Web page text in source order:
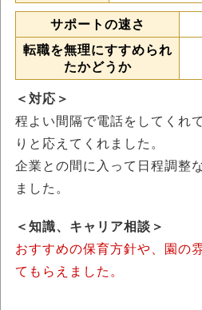
サポートの速さ
転職を無理にすすめられ
たかどうか
＜対応＞
程よい間隔で電話をしてくれ
りと応えてくれました。
企業との間に入って日程調整
ました。
＜知識、キャリア相談＞
おすすめの保育方針や、園の
てもらえました。